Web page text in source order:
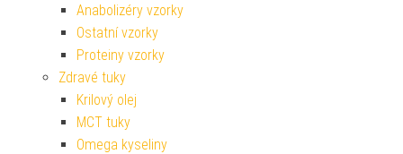
Anabolizéry vzorky
Ostatní vzorky
Proteiny vzorky
Zdravé tuky
Krilový olej
MCT tuky
Omega kyseliny